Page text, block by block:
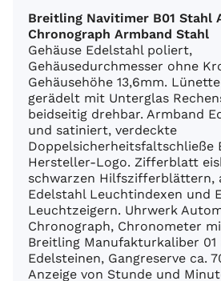
Breitling Navitimer B01 Stahl
Chronograph Armband Stahl
Gehäuse Edelstahl poliert,
Gehäusedurchmesser ohne
Gehäusehöhe 13,6mm.
gerädelt mit Unterglas
beidseitig drehbar. Armband
und satiniert, verdeckte
Doppelsicherheitsfaltschließe
Hersteller-Logo. Zifferblatt
schwarzen Hilfszifferblättern,
Edelstahl Leuchtindexen und
Leuchtzeigern. Uhrwerk
Chronograph, Chronometer
Breitling Manufakturkaliber 01
Edelsteinen, Gangreserve ca.
Anzeige von Stunde und